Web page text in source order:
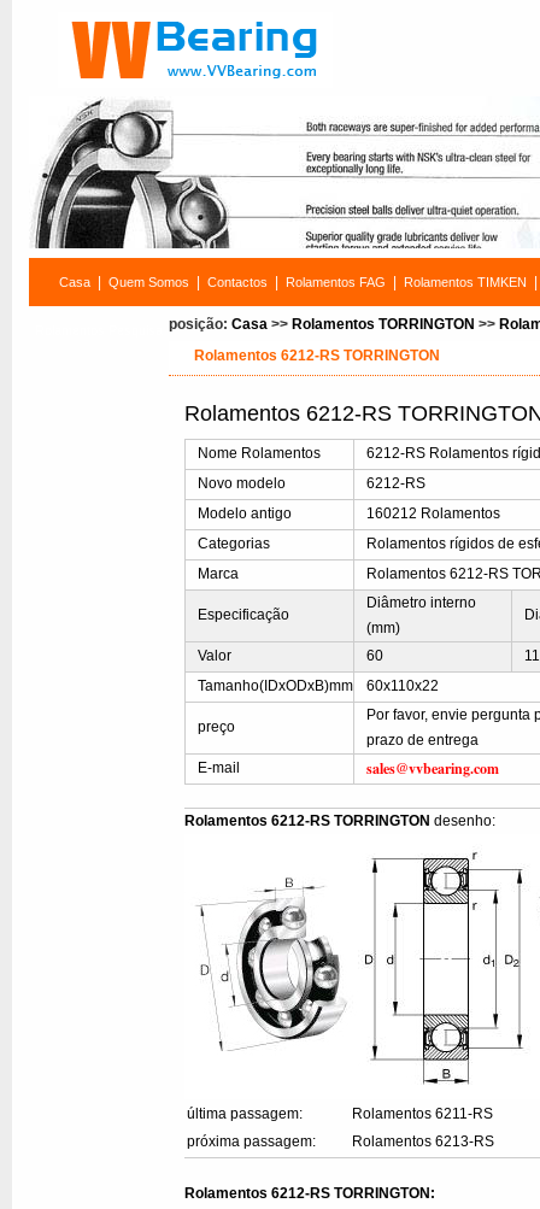
Casa Quem Somos Contactos Rolamentos FAG Rolamentos TIMKEN
posição: Casa >> Rolamentos TORRINGTON >>
Rolamentos 6212-RS TORRINGTON
Rolamentos 6212-RS
Nome Rolamentos
6212-RS Rolamentos
Novo modelo
6212-RS
Modelo antigo
160212 Rolamentos
Categorias
Rolamentos rígidos de
Marca
Rolamentos 6212-RS
Especificação
Diâmetro interno
(mm)
Valor 60
Tamanho(IDxODxB)mm
60x110x22
preço
Por favor, envie pergunta
prazo de entrega
E-mail
sales@vvbearing.com
Rolamentos 6212-RS TORRINGTON desenho:
última passagem:
Rolamentos 6211-RS
próxima passagem:
Rolamentos 6213-RS
Rolamentos 6212-RS TORRINGTON: